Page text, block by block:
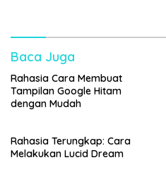
Baca Juga
Rahasia Cara Membuat
Tampilan Google Hitam
dengan Mudah
Rahasia Terungkap: Cara
Melakukan Lucid Dream